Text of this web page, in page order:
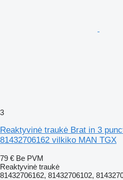
3
Reaktyvinė traukė Brat in 3
81432706162 vilkiko MAN TGX
79 € Be PVM
Reaktyvinė traukė
81432706162, 81432706102,